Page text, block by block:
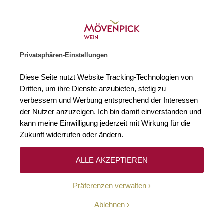
Privatsphären-Einstellungen
Diese Seite nutzt Website Tracking-Technologien von
Dritten, um ihre Dienste anzubieten, stetig zu
verbessern und Werbung entsprechend der Interessen
der Nutzer anzuzeigen. Ich bin damit einverstanden und
kann meine Einwilligung jederzeit mit Wirkung für die
Zukunft widerrufen oder ändern.
Präferenzen verwalten
Ablehnen
ALLE AKZEPTIEREN
Cathiard Vineyard (3)
Es war gewissermaßen Liebe auf den ersten Blick für Florence
Cathiard, als sie das historische Anwesen von Flora Springs sah. Ein
Mayacamas-Gebirges. Hier führen die Cathiards, die auch hinter dem
kometenhaften Aufstieg von Château Smith-Haut-Lafitte in die obere